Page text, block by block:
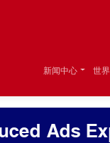
新闻中心 世界
Ads